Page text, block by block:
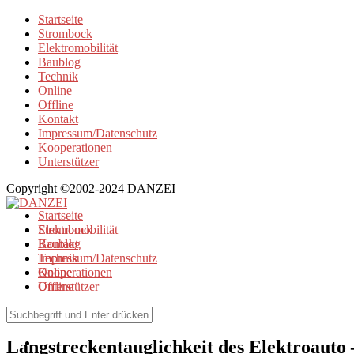
Startseite
Strombock
Elektromobilität
Baublog
Technik
Online
Offline
Kontakt
Impressum/Datenschutz
Kooperationen
Unterstützer
Copyright ©2002-2024 DANZEI
Startseite
Strombock
Kontakt
Impressum/Datenschutz
Kooperationen
Unterstützer
Elektromobilität
Baublog
Technik
Online
Offline
Elektromobilität
Langstreckentauglichkeit des